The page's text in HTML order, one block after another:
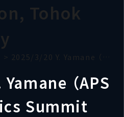
Tohok
> 2025/3/20 Y. Yamane （APS Global Physics Summit 2025）
（APS
Summit